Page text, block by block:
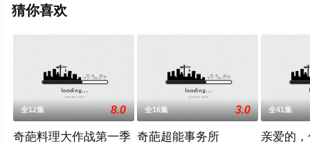
信如,姜馥颐,顾振翔,美懿,芮佩怡等演员精彩演绎的中国大
猜你喜欢
全12集 8.0
奇葩料理大作战第一季
全16集 3.0
奇葩超能事务所
全41集
亲爱的